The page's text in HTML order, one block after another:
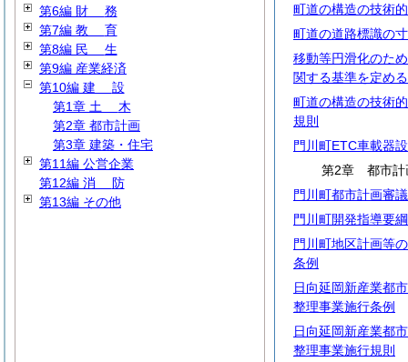
町道の構造の技術
町道の道路標識の
移動等円滑化のた
関する基準を定め
町道の構造の技術
規則
門川町ETC車載器
第2章 都市計
門川町都市計画審
門川町開発指導要綱
門川町地区計画等
条例
日向延岡新産業都
整理事業施行条例
日向延岡新産業都
整理事業施行規則
第6編 財 務
第7編 教 育
第8編 民 生
第9編 産業経済
第10編 建 設
第1章 土 木
第2章 都市計画
第3章 建築・住宅
第11編 公営企業
第12編 消 防
第13編 その他